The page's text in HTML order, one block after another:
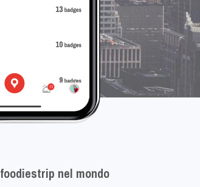
foodiestrip nel mondo